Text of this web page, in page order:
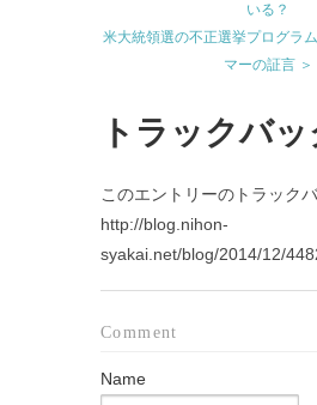
いる？
米大統領選の不正選挙プログラ
マーの証言 ＞
トラックバッ
このエントリーのトラック
http://blog.nihon-
syakai.net/blog/2014/12/
Comment
Name